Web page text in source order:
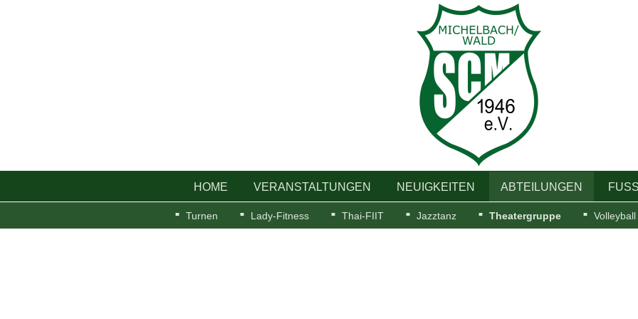
HOME VERANSTALTUNGEN NEUIGKEITEN ABTEILUNGEN
Turnen Lady-Fitness Thai-FIIT Jazztanz Theatergruppe Volleyball